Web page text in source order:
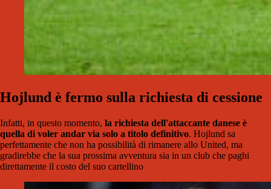
Hojlund è fermo sulla richiesta di cessione
Infatti, in questo momento, la richiesta dell'attaccante danese è
quella di voler andar via solo a titolo definitivo. Hojlund sa
perfettamente che non ha possibilità di rimanere allo United, ma
gradirebbe che la sua prossima avventura sia in un club che paghi
direttamente il costo del suo cartellino